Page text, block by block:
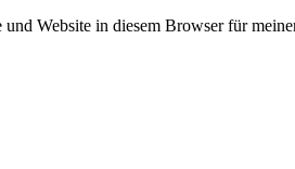
Website in diesem Browser für